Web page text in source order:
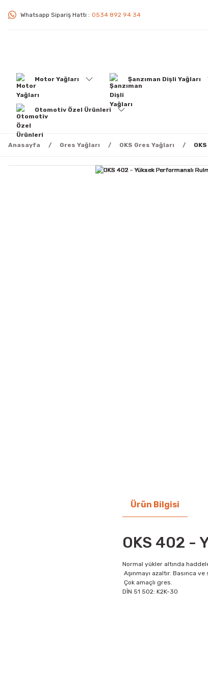
Whatsapp Sipariş Hattı : 0534 892 94 34
Motor Yağları Şanzıman Dişli Yağları
Otomotiv Özel Ürünleri
Anasayfa Gres Yağları OKS Gres Yağları
Ürün Bilgisi
OKS 402 -
Normal yükler altında
Aşınmayı azaltır. Basınca
Çok amaçlı gres.
DİN 51 502: K2K-30